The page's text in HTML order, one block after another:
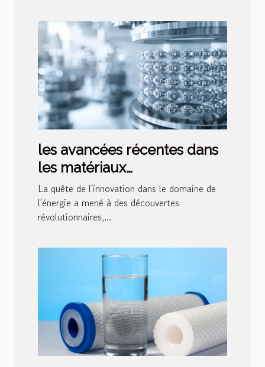
les avancées récentes dans
les matériaux
superconducteurs et leur
potentiel pour la révolution
énergétique
La quête de l'innovation dans le domaine de
l'énergie a mené à des découvertes
révolutionnaires,...